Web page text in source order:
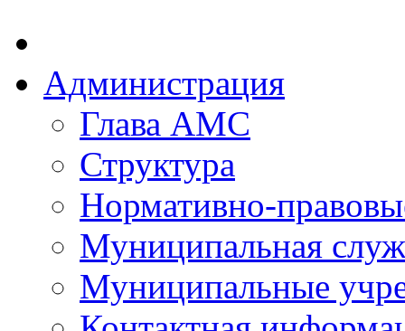
Администрация
Глава АМС
Структура
Нормативно-
Муниципальная
Муниципальные